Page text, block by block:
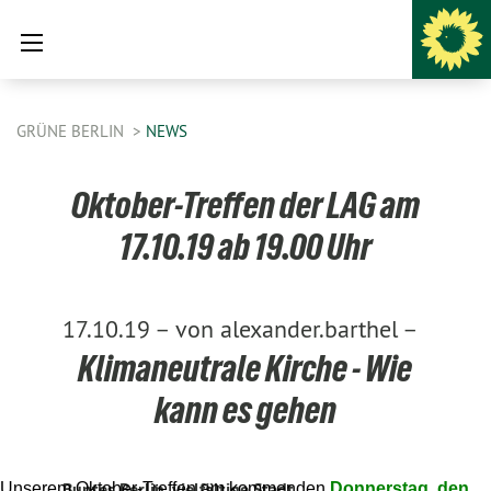
GRÜNE BERLIN NEWS
Oktober-Treffen der LAG am
17.10.19 ab 19.00 Uhr
17.10.19 – von alexander.barthel –
Klimaneutrale Kirche - Wie
kann es gehen